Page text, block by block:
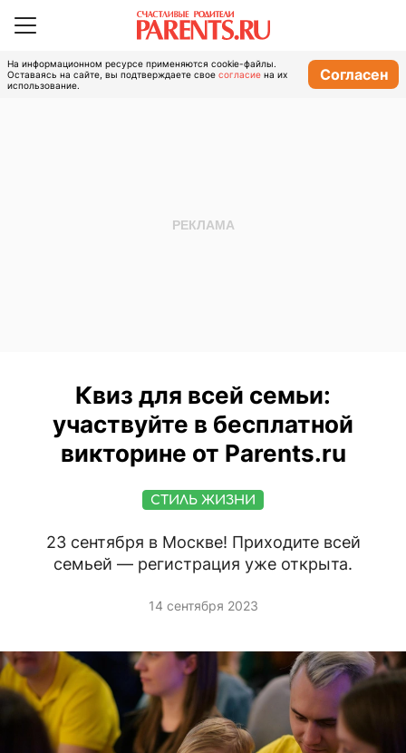
На информационном ресурсе применяются cookie-файлы.
Оставаясь на сайте, вы подтверждаете свое согласие на их
использование.
Согласен
Квиз для всей семьи:
участвуйте в бесплатной
викторине от Parents.ru
СТИЛЬ ЖИЗНИ
23 сентября в Москве! Приходите всей
семьей — регистрация уже открыта.
14 сентября 2023